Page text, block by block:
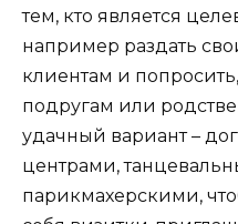
тем, кто является
например раздать
клиентам и
подругам или
удачный вариант –
центрами,
парикмахерскими,